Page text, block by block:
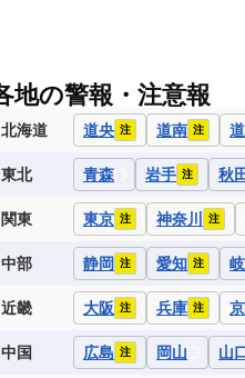
地の警報・注意報
北海道 道央 注 道南 注
東北 青森 岩手 注 秋田
関東 東京 注 神奈川 注
中部 静岡 注 愛知 注
近畿 大阪 注 兵庫 注
中国 広島 注 岡山 山